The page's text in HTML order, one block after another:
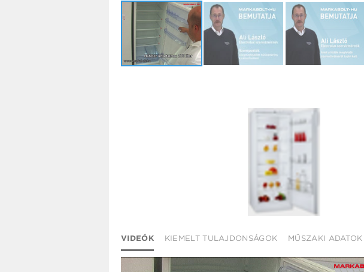
VIDEÓK KIEMELT TULAJDONSÁGOK MŰSZAKI ADATOK